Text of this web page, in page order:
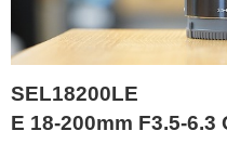
SEL18200LE
E 18-200mm F3.5-6.3